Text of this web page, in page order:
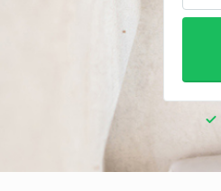
Hekwerken
Hovenier